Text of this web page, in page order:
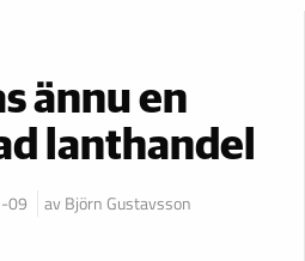
ännu en
lanthandel
09 av Björn Gustavsson